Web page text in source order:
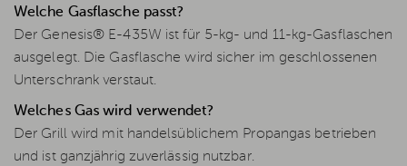
Welche Gasflasche passt?
Der Genesis® E-435W ist für 5-kg- und 11-kg-Gasflaschen
ausgelegt. Die Gasflasche wird sicher im geschlossenen
Unterschrank verstaut.
Welches Gas wird verwendet?
Der Grill wird mit handelsüblichem Propangas betrieben
und ist ganzjährig zuverlässig nutzbar.